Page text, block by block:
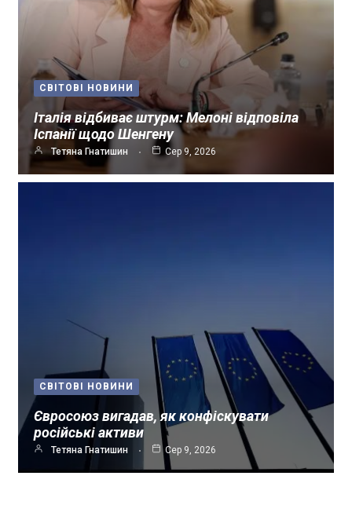
СВІТОВІ НОВИНИ
Італія відбиває штурм: Мелоні відповіла
Іспанії щодо Шенгену
Тетяна Гнатишин Сер 9, 2026
СВІТОВІ НОВИНИ
Євросоюз вигадав, як конфіскувати
російські активи
Тетяна Гнатишин Сер 9, 2026